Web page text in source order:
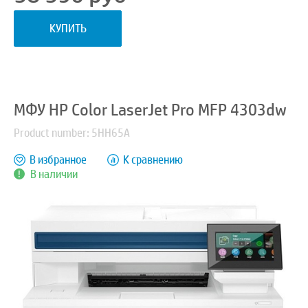
КУПИТЬ
МФУ HP Color LaserJet Pro MFP 4303dw
Product number: 5HH65A
В наличии
В избранное К сравнению